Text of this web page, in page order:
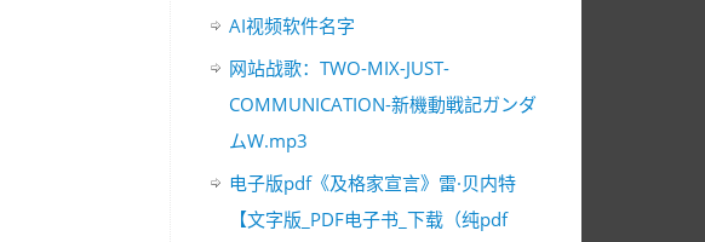
AI视频软件名字
网站战歌：TWO-MIX-JUST-
COMMUNICATION-新機動戦記ガンダ
ムW.mp3
电子版pdf《及格家宣言》雷·贝内特
【文字版_PDF电子书_下载（纯pdf